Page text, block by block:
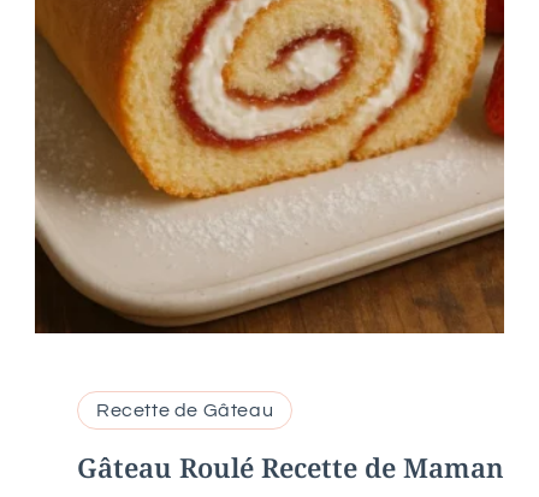
Recette de Gâteau
Gâteau Roulé Recette de Maman